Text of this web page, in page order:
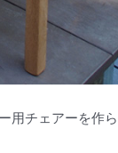
用チェアーを作